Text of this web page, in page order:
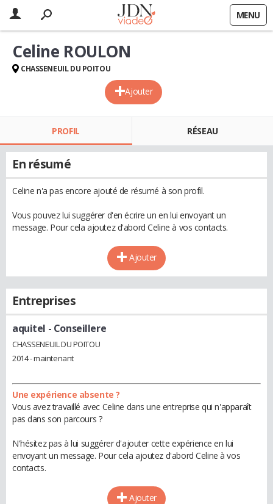
MENU
Ajouter
Celine ROULON
CHASSENEUIL DU POITOU
PROFIL RÉSEAU
En résumé
Celine n'a pas encore ajouté de résumé à son profil.
Vous pouvez lui suggérer d'en écrire un en lui envoyant un
message. Pour cela ajoutez d'abord Celine à vos contacts.
Ajouter
Entreprises
aquitel - Conseillere
CHASSENEUIL DU POITOU
2014 - maintenant
Une expérience absente ?
Vous avez travaillé avec Celine dans une entreprise qui n'apparaît
pas dans son parcours ?
N'hésitez pas à lui suggérer d'ajouter cette expérience en lui
envoyant un message. Pour cela ajoutez d'abord Celine à vos
contacts.
Ajouter